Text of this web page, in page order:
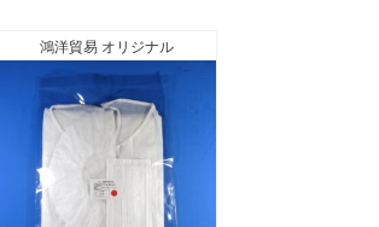
鴻洋貿易 オリジナル